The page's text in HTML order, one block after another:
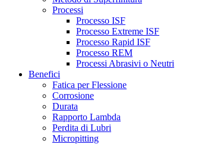
Processi
Processo ISF
Processo Extreme ISF
Processo Rapid ISF
Processo REM
Processi Abrasivi o Neutri
Benefici
Fatica per Flessione
Corrosione
Durata
Rapporto Lambda
Perdita di Lubri
Micropitting